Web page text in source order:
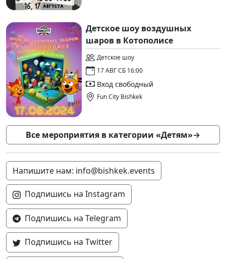
Детское шоу воздушных
шаров в Котополисе
Детское шоу
17 АВГ СБ 16:00
Вход свободный
Fun City Bishkek
Все мероприятия в категории «Детям»→
Напишите нам: info@bishkek.events
Подпишись на Instagram
Подпишись на Telegram
Подпишись на Twitter